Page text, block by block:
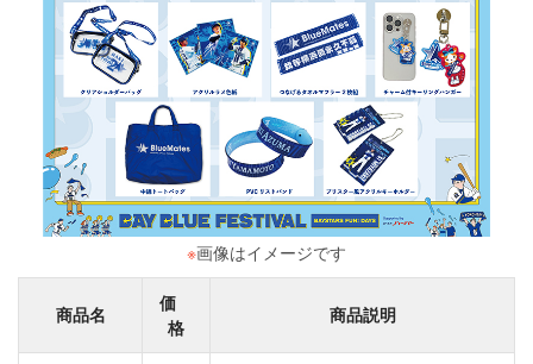
※画像はイメージです
商品名
価
格
商品説明